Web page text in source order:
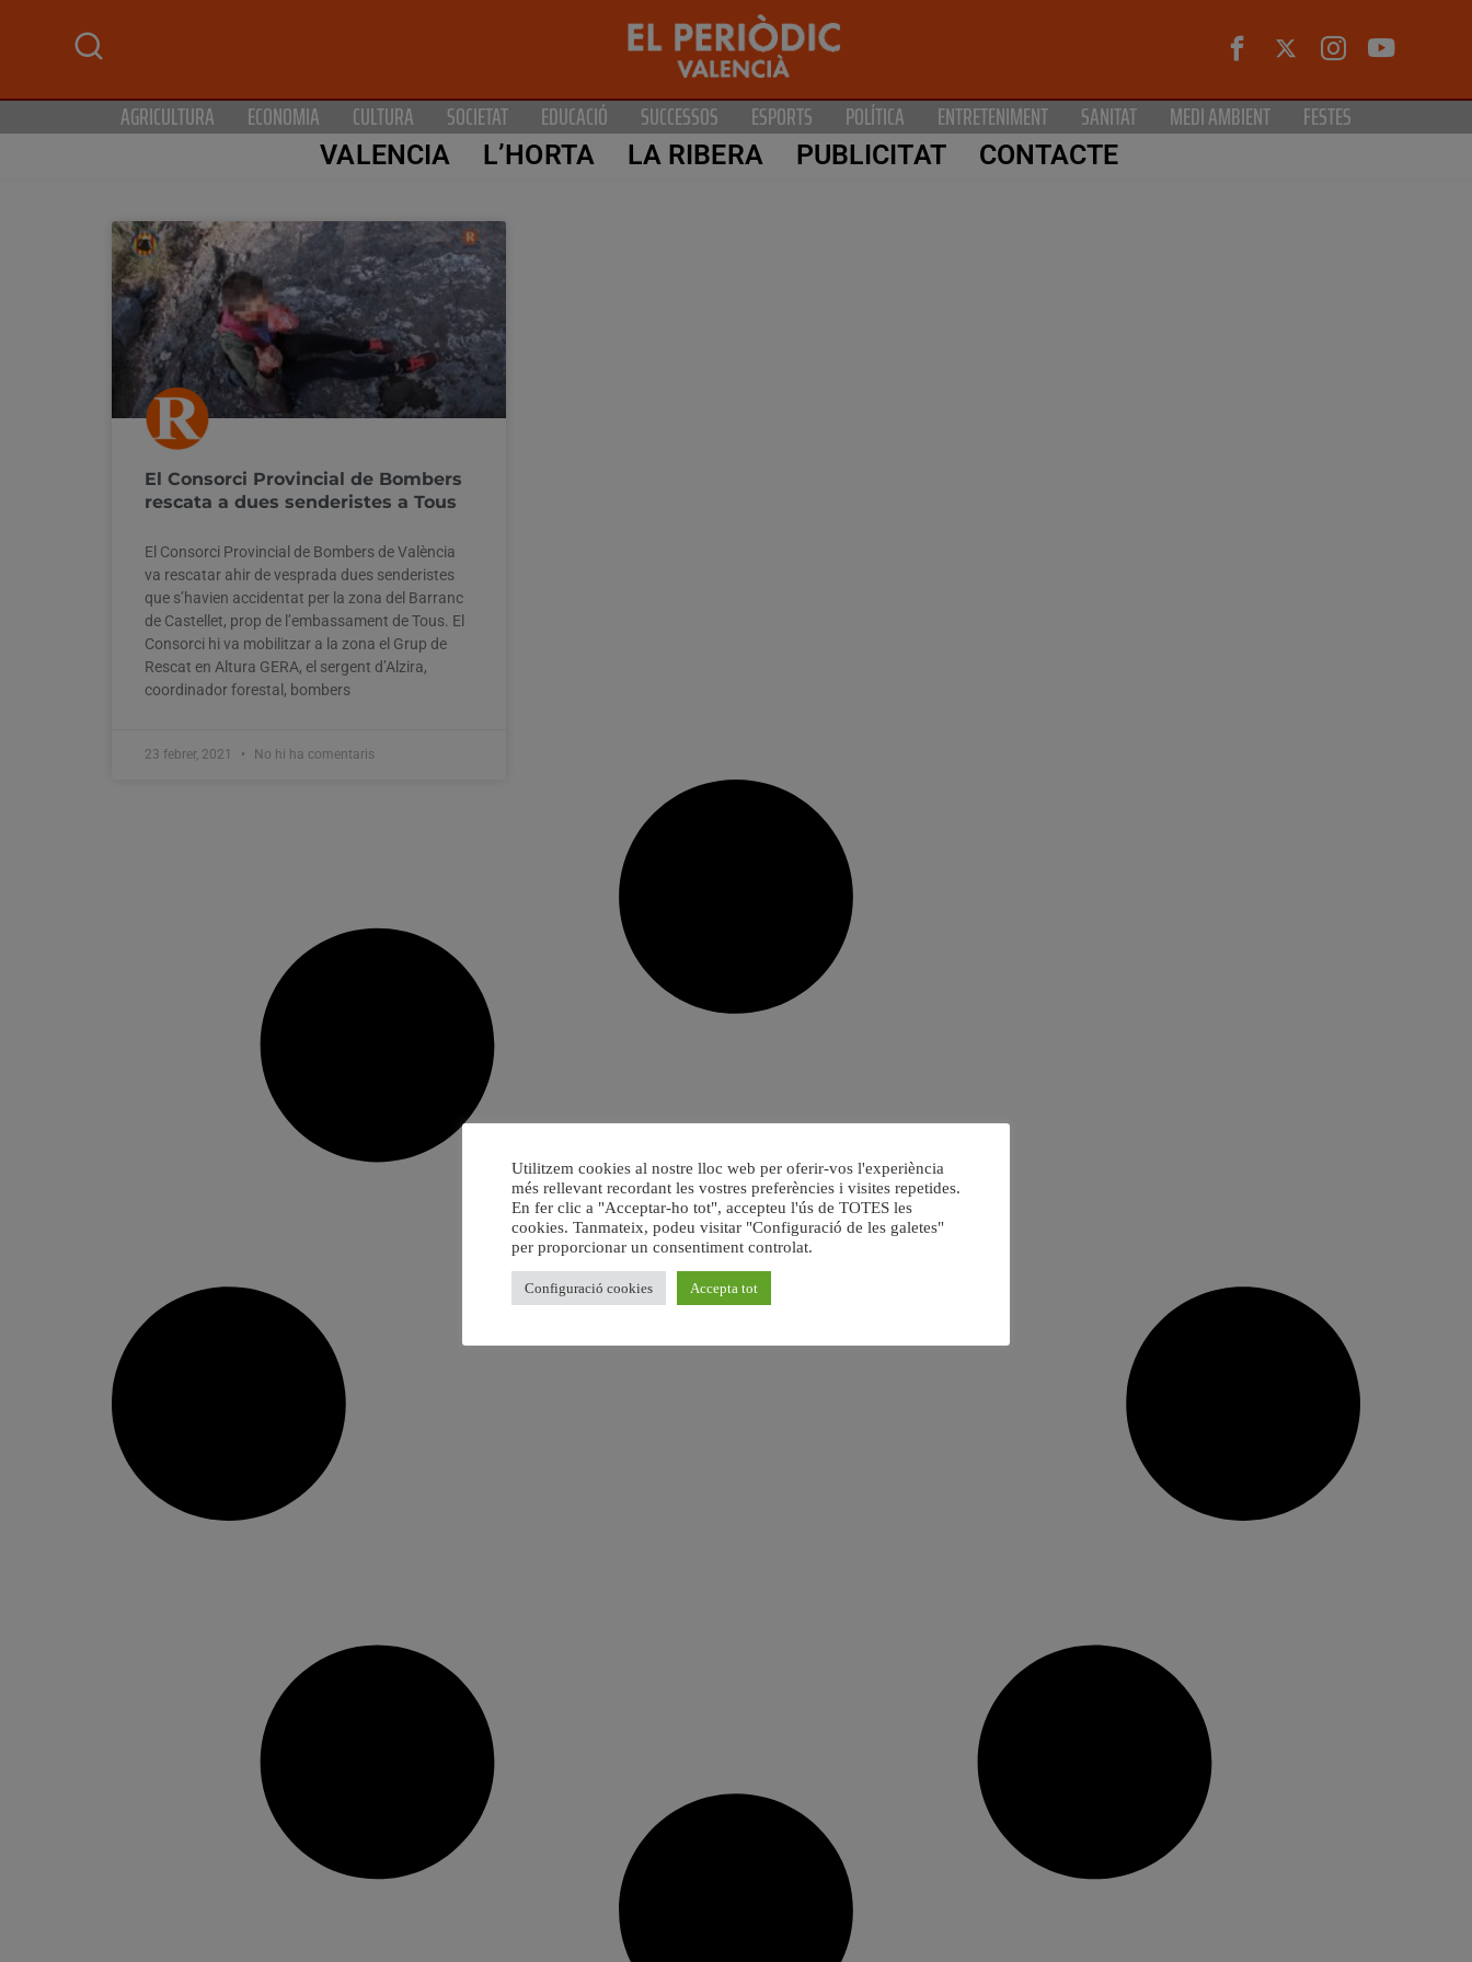
AGRICULTURA ECONOMIA CULTURA SOCIETAT EDUCACIÓ SUCCESSOS ESPORTS POLÍTICA ENTRETENIMENT SANITAT MEDI AMBIENT FESTES
VALENCIA L’HORTA LA RIBERA PUBLICITAT CONTACTE
El Consorci Provincial de Bombers
rescata a dues senderistes a Tous
El Consorci Provincial de Bombers de València
va rescatar ahir de vesprada dues senderistes
que s’havien accidentat per la zona del Barranc
de Castellet, prop de l’embassament de Tous. El
Consorci hi va mobilitzar a la zona el Grup de
Rescat en Altura GERA, el sergent d’Alzira,
coordinador forestal, bombers
23 febrer, 2021 No hi ha comentaris
Utilitzem cookies al nostre lloc web per oferir-vos l'experiència
més rellevant recordant les vostres preferències i visites repetides.
En fer clic a "Acceptar-ho tot", accepteu l'ús de TOTES les
cookies. Tanmateix, podeu visitar "Configuració de les galetes"
per proporcionar un consentiment controlat.
Configuració cookies Accepta tot